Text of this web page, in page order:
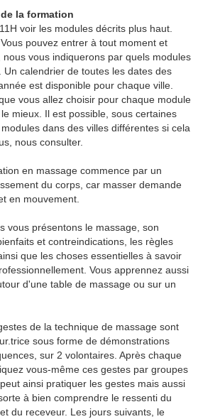
la formation
voir les modules décrits plus haut.
pouvez entrer à tout moment et
vous indiquerons par quels modules
Un calendrier de toutes les dates des
est disponible pour chaque ville.
vous allez choisir pour chaque module
mieux. Il est possible, sous certaines
dans des villes différentes si cela
nous consulter.
en massage commence par un
du corps, car masser demande
en mouvement.
vous présentons le massage, son
et contreindications, les règles
que les choses essentielles à savoir
Vous apprennez aussi
d'une table de massage ou sur un
de la technique de massage sont
sous forme de démonstrations
sur 2 volontaires. Après chaque
vous-même ces gestes par groupes
ainsi pratiquer les gestes mais aussi
à bien comprendre le ressenti du
du receveur. Les jours suivants, le